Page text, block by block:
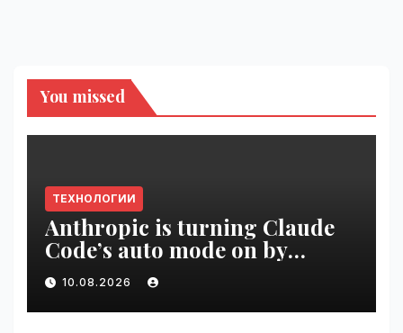
You missed
ТЕХНОЛОГИИ
Anthropic is turning Claude
Code’s auto mode on by
default | VseTime.ru
10.08.2026